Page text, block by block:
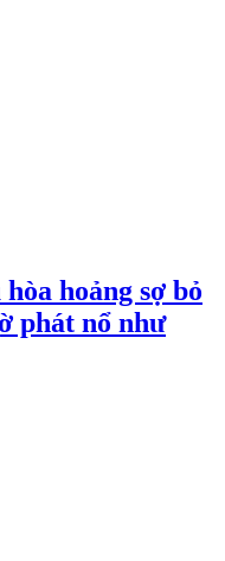
hoảng sợ bỏ
phát nổ như